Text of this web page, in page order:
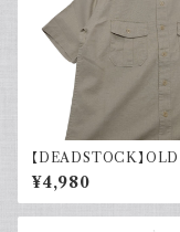
【DEADSTOCK】
オールドギャップ コット
シャツ 半袖 タグ付き
¥4,980